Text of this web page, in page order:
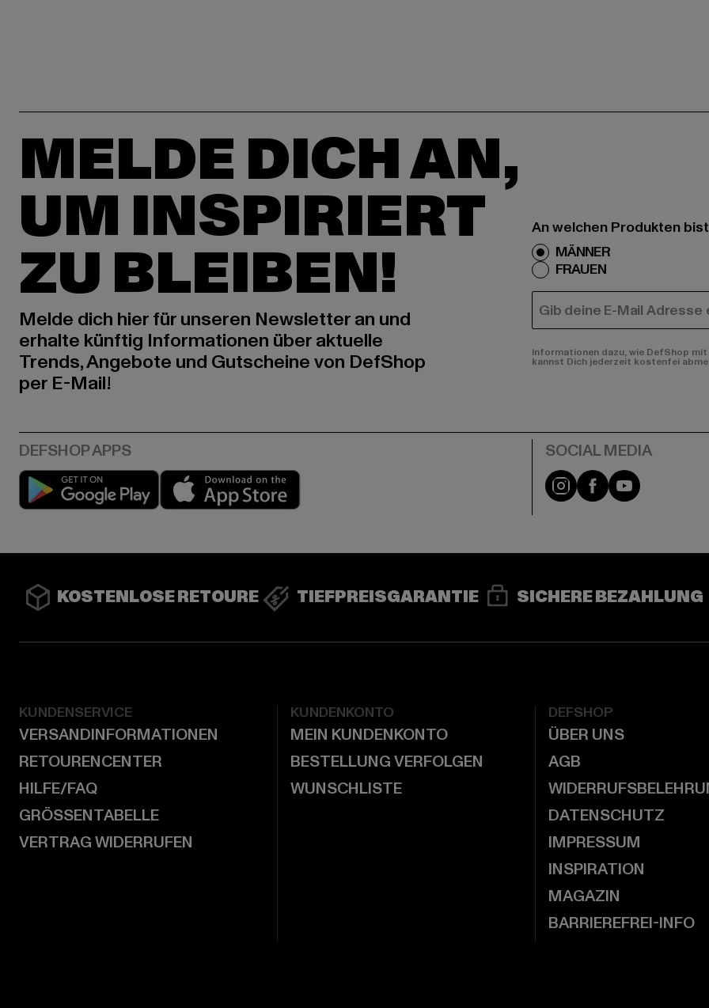
MELDE DICH AN,
UM INSPIRIERT
ZU BLEIBEN!
Melde dich hier für unseren Newsletter an und
erhalte künftig Informationen über aktuelle
Trends, Angebote und Gutscheine von DefShop
per E-Mail!
An welchen Produkten
MÄNNER
FRAUEN
E-MAIL
Informationen dazu, wie DefShop
kannst Dich jederzeit kostenfei
Play market Instagram
FacebookYouTube
KOSTENLOSE RETOURE TIEFPREISGARANTIE SICHERE BEZAHLUNG
KUNDENSERVICE
VERSANDINFORMATIONEN
RETOURENCENTER
HILFE/FAQ
GRÖSSENTABELLE
VERTRAG WIDERRUFEN
KUNDENKONTO
MEIN KUNDENKONTO
BESTELLUNG VERFOLGEN
WUNSCHLISTE
DEFSHOP
ÜBER UNS
AGB
DATENSCHUTZ
IMPRESSUM
INSPIRATION
MAGAZIN
BARRIEREFREI-INFO